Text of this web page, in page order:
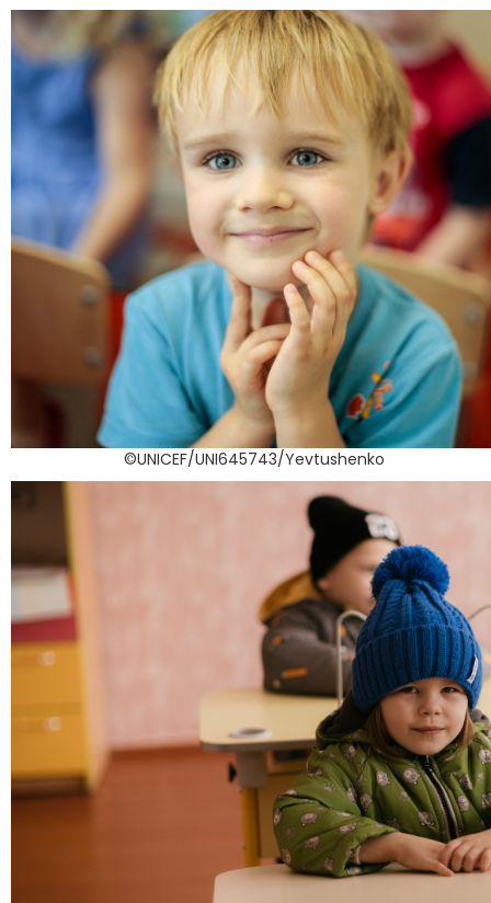
©UNICEF/UNI645743/Yevtushenko